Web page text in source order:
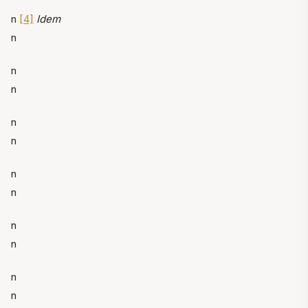
n [4] Idem
n
n
n
n
n
n
n
n
n
n
n